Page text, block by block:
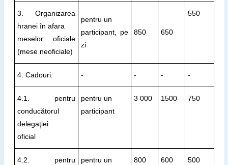
3. Organizarea
hranei în afara
meselor oficiale
(mese neoficiale)
pentru un
participant, pe
zi
850 650
550
4. Cadouri: - - - -
4.1. pentru
conducătorul
delegaţiei
oficial
pentru un
participant
3 000 1500 750
4.2. pentru
pentru un
800 600 500